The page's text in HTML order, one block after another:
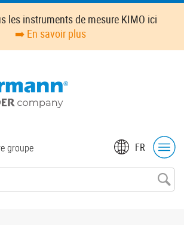
les instruments de mesure KIMO ici
➡️ En savoir plus
FR
groupe